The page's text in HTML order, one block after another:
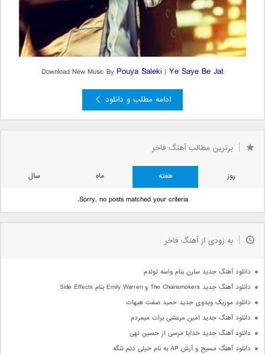
Download New Music By Pouya Saleki | Ye Saye Be Jat
ادامه مطلب و دانلود
برترین مطالب آهنگ فاخر
روز هفته ماه
سال
Sorry, no posts matched your criteria.
به زودی از آهنگ فاخر
دانلود آهنگ جدید سارن بنام واسه تولدم
دانلود آهنگ جدید The Chainsmokers و Emily Warren بنام Side Effects
دانلود موزیک ویدوی جدید حمید صفت هیهات
دانلود آهنگ جدید امین مرعشی برات میمردم
دانلود آهنگ جدید خدایا مرسی از حسین تهی
دانلود آهنگ مسیح و آرش AP به نام خیلی دلم تنگه